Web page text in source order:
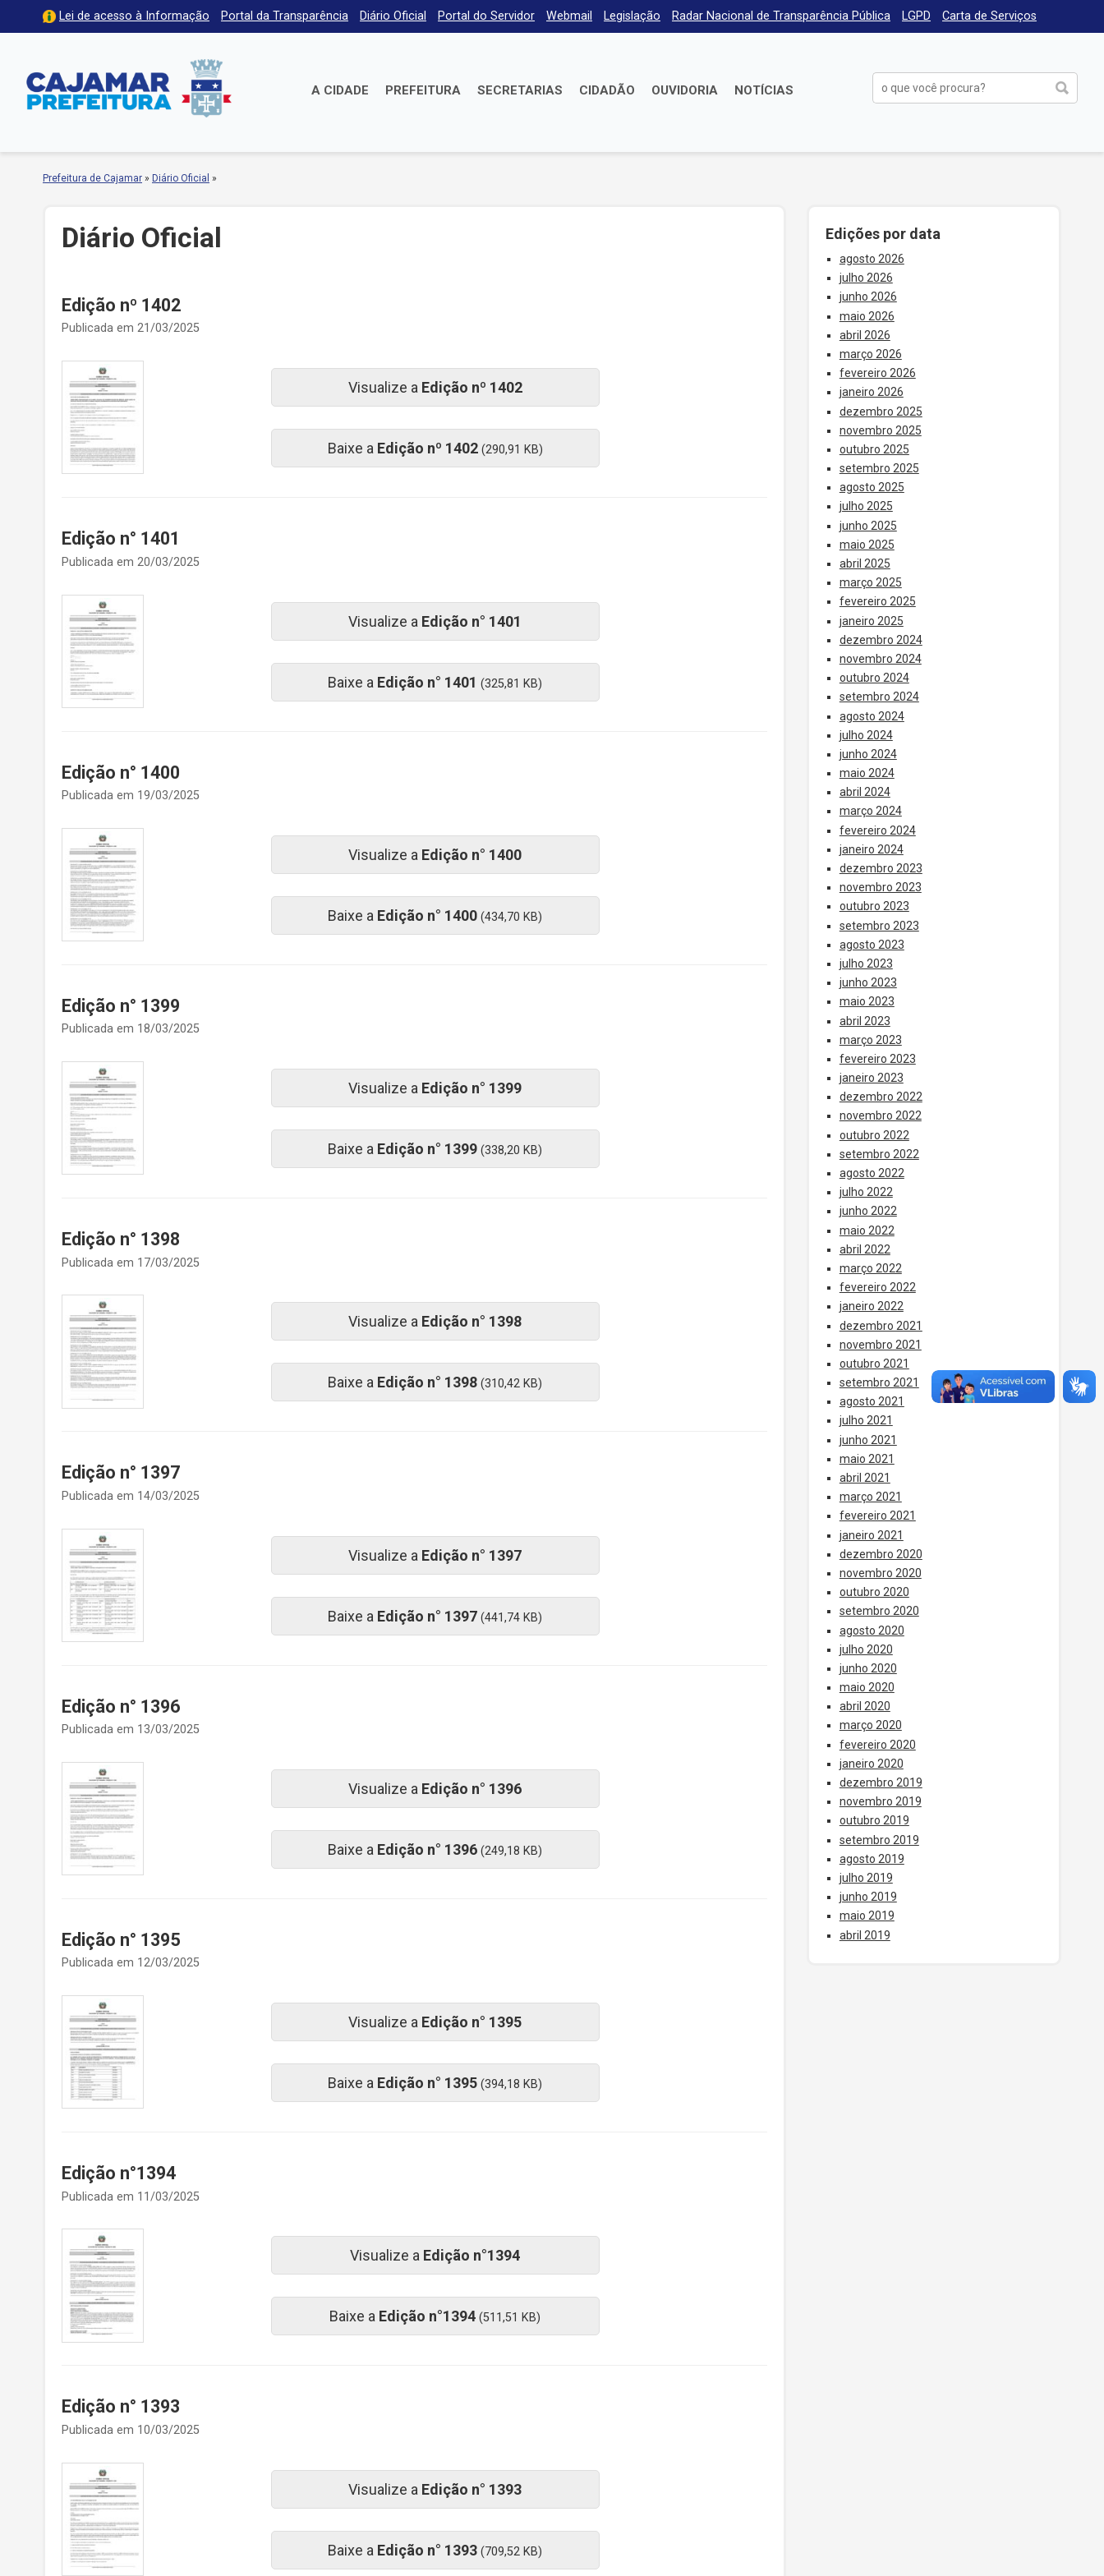
Lei de acesso à Informação Portal da Transparência Diário Oficial Portal do Servidor Webmail Legislação Radar Nacional de Transparência Pública LGPD Carta de Serviços
A CIDADE PREFEITURA SECRETARIAS CIDADÃO OUVIDORIA NOTÍCIAS
Prefeitura de Cajamar » Diário Oficial »
Diário Oficial
Edição nº 1402
Publicada em 21/03/2025
Visualize a Edição nº 1402
Baixe a Edição nº 1402 (290,91 KB)
Edição n° 1401
Publicada em 20/03/2025
Visualize a Edição n° 1401
Baixe a Edição n° 1401 (325,81 KB)
Edição n° 1400
Publicada em 19/03/2025
Visualize a Edição n° 1400
Baixe a Edição n° 1400 (434,70 KB)
Edição n° 1399
Publicada em 18/03/2025
Visualize a Edição n° 1399
Baixe a Edição n° 1399 (338,20 KB)
Edição n° 1398
Publicada em 17/03/2025
Visualize a Edição n° 1398
Baixe a Edição n° 1398 (310,42 KB)
Edição n° 1397
Publicada em 14/03/2025
Visualize a Edição n° 1397
Baixe a Edição n° 1397 (441,74 KB)
Edição n° 1396
Publicada em 13/03/2025
Visualize a Edição n° 1396
Baixe a Edição n° 1396 (249,18 KB)
Edição n° 1395
Publicada em 12/03/2025
Visualize a Edição n° 1395
Baixe a Edição n° 1395 (394,18 KB)
Edição n°1394
Publicada em 11/03/2025
Visualize a Edição n°1394
Baixe a Edição n°1394 (511,51 KB)
Edição n° 1393
Publicada em 10/03/2025
Visualize a Edição n° 1393
Baixe a Edição n° 1393 (709,52 KB)
Edições por data
agosto 2026
julho 2026
junho 2026
maio 2026
abril 2026
março 2026
fevereiro 2026
janeiro 2026
dezembro 2025
novembro 2025
outubro 2025
setembro 2025
agosto 2025
julho 2025
junho 2025
maio 2025
abril 2025
março 2025
fevereiro 2025
janeiro 2025
dezembro 2024
novembro 2024
outubro 2024
setembro 2024
agosto 2024
julho 2024
junho 2024
maio 2024
abril 2024
março 2024
fevereiro 2024
janeiro 2024
dezembro 2023
novembro 2023
outubro 2023
setembro 2023
agosto 2023
julho 2023
junho 2023
maio 2023
abril 2023
março 2023
fevereiro 2023
janeiro 2023
dezembro 2022
novembro 2022
outubro 2022
setembro 2022
agosto 2022
julho 2022
junho 2022
maio 2022
abril 2022
março 2022
fevereiro 2022
janeiro 2022
dezembro 2021
novembro 2021
outubro 2021
setembro 2021
agosto 2021
julho 2021
junho 2021
maio 2021
abril 2021
março 2021
fevereiro 2021
janeiro 2021
dezembro 2020
novembro 2020
outubro 2020
setembro 2020
agosto 2020
julho 2020
junho 2020
maio 2020
abril 2020
março 2020
fevereiro 2020
janeiro 2020
dezembro 2019
novembro 2019
outubro 2019
setembro 2019
agosto 2019
julho 2019
junho 2019
maio 2019
abril 2019